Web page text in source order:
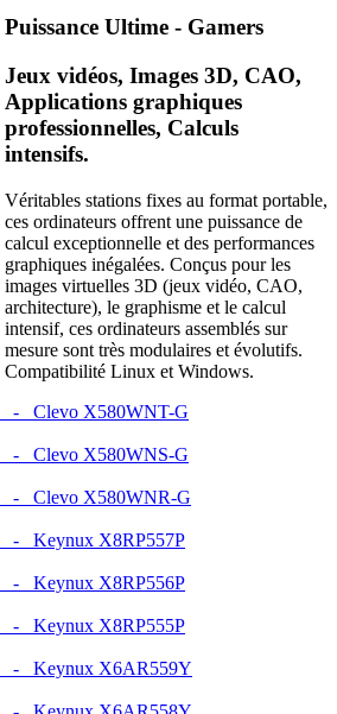
Puissance Ultime - Gamers
Jeux vidéos, Images 3D, CAO,
Applications graphiques
professionnelles, Calculs
intensifs.
Véritables stations fixes au format portable,
ces ordinateurs offrent une puissance de
calcul exceptionnelle et des performances
graphiques inégalées. Conçus pour les
images virtuelles 3D (jeux vidéo, CAO,
architecture), le graphisme et le calcul
intensif, ces ordinateurs assemblés sur
mesure sont très modulaires et évolutifs.
Compatibilité Linux et Windows.
- Clevo X580WNT-G
- Clevo X580WNS-G
- Clevo X580WNR-G
- Keynux X8RP557P
- Keynux X8RP556P
- Keynux X8RP555P
- Keynux X6AR559Y